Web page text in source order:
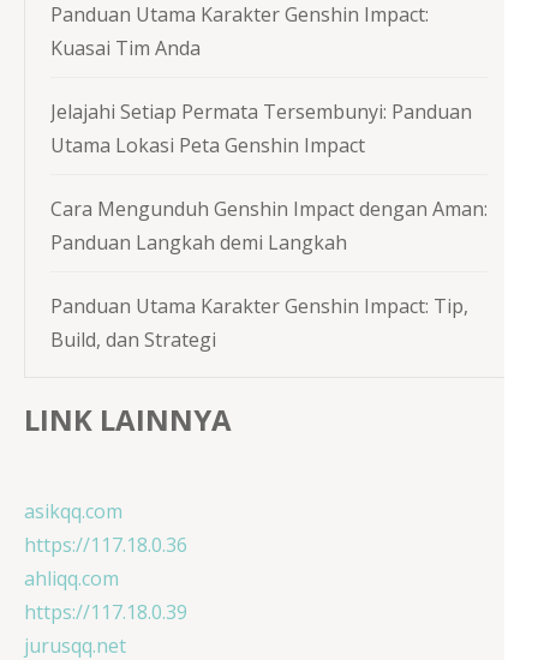
Panduan Utama Karakter Genshin Impact:
Kuasai Tim Anda
Jelajahi Setiap Permata Tersembunyi: Panduan
Utama Lokasi Peta Genshin Impact
Cara Mengunduh Genshin Impact dengan Aman:
Panduan Langkah demi Langkah
Panduan Utama Karakter Genshin Impact: Tip,
Build, dan Strategi
LINK LAINNYA
asikqq.com
https://117.18.0.36
ahliqq.com
https://117.18.0.39
jurusqq.net